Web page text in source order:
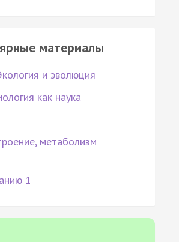
материалы
и эволюция
как наука
метаболизм
1